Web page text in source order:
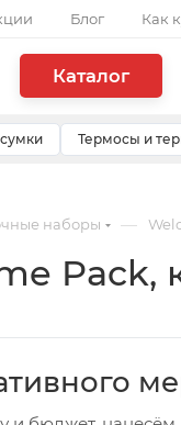
Блог Как
Каталог
Термосы и
наборы —
Pack,